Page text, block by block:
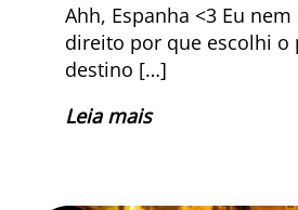
Ahh, Espanha <3 Eu
direito por que escolhi o
destino […]
Leia mais